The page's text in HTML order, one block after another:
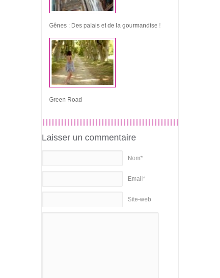
Gênes : Des palais et de la gourmandise !
Green Road
Laisser un commentaire
Nom*
Email*
Site-web